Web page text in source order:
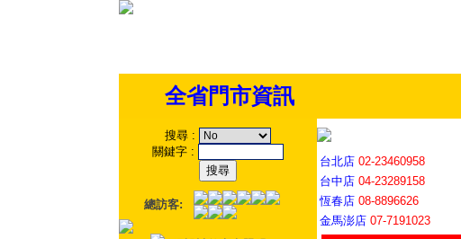
全省門市資訊
搜尋 :
關鍵字 :
總訪客:
台北店 02-23460958
台中店 04-23289158
恆春店 08-8896626
金馬澎店 07-7191023